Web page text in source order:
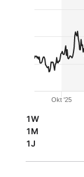
Okt '25
1W
1M
1J